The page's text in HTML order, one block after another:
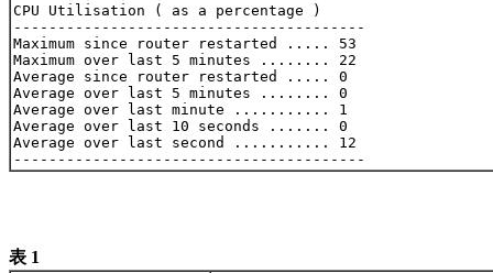
CPU Utilisation ( as a percentage )
----------------------------------------
Maximum since router restarted ..... 53
Maximum over last 5 minutes ........ 22
Average since router restarted ..... 0
Average over last 5 minutes ........ 0
Average over last minute ........... 1
Average over last 10 seconds ....... 0
Average over last second ........... 12
表 1